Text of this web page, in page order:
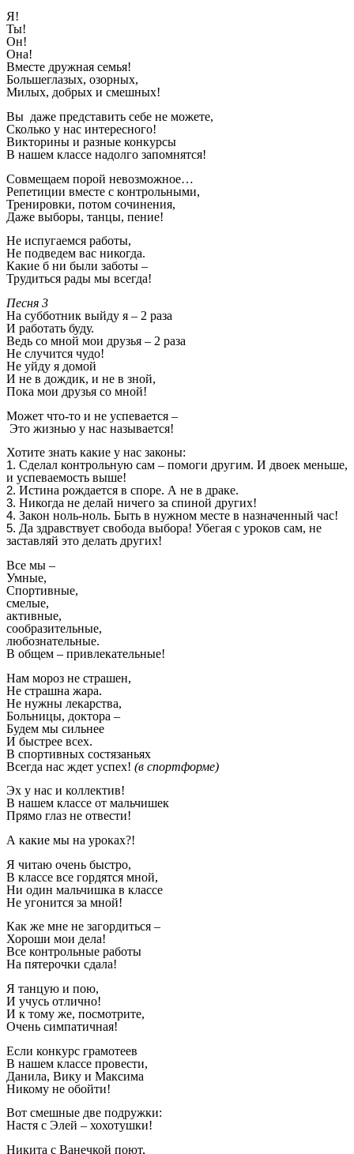
Я!
Ты!
Он!
Она!
Вместе дружная семья!
Большеглазых, озорных,
Милых, добрых и смешных!
Вы даже представить себе не можете,
Сколько у нас интересного!
Викторины и разные конкурсы
В нашем классе надолго запомнятся!
Совмещаем порой невозможное…
Репетиции вместе с контрольными,
Тренировки, потом сочинения,
Даже выборы, танцы, пение!
Не испугаемся работы,
Не подведем вас никогда.
Какие б ни были заботы –
Трудиться рады мы всегда!
Песня 3
На субботник выйду я – 2 раза
И работать буду.
Ведь со мной мои друзья – 2 раза
Не случится чудо!
Не уйду я домой
И не в дождик, и не в зной,
Пока мои друзья со мной!
Может что-то и не успевается –
Это жизнью у нас называется!
Хотите знать какие у нас законы:
Сделал контрольную сам – помоги другим. И двоек меньше,
и успеваемость выше!
Истина рождается в споре. А не в драке.
Никогда не делай ничего за спиной других!
Закон ноль-ноль. Быть в нужном месте в назначенный час!
Да здравствует свобода выбора! Убегая с уроков сам, не
заставляй это делать других!
Все мы –
Умные,
Спортивные,
смелые,
активные,
сообразительные,
любознательные.
В общем – привлекательные!
Нам мороз не страшен,
Не страшна жара.
Не нужны лекарства,
Больницы, доктора –
Будем мы сильнее
И быстрее всех.
В спортивных состязаньях
Всегда нас ждет успех! (в спортформе)
Эх у нас и коллектив!
В нашем классе от мальчишек
Прямо глаз не отвести!
А какие мы на уроках?!
Я читаю очень быстро,
В классе все гордятся мной,
Ни один мальчишка в классе
Не угонится за мной!
Как же мне не загордиться –
Хороши мои дела!
Все контрольные работы
На пятерочки сдала!
Я танцую и пою,
И учусь отлично!
И к тому же, посмотрите,
Очень симпатичная!
Если конкурс грамотеев
В нашем классе провести,
Данила, Вику и Максима
Никому не обойти!
Вот смешные две подружки:
Настя с Элей – хохотушки!
Никита с Ванечкой поют,